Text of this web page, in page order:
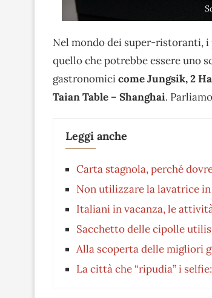
Nel mondo dei super-ristoranti, i
quello che potrebbe essere uno
gastronomicicome Jungsik, 2
Taian Table – Shanghai.
Leggi anche
Carta stagnola, perché
Non utilizzare la lavatrice
Italiani in vacanza, le
Sacchetto delle cipolle
Alla scoperta delle migliori
La città che “ripudia” i